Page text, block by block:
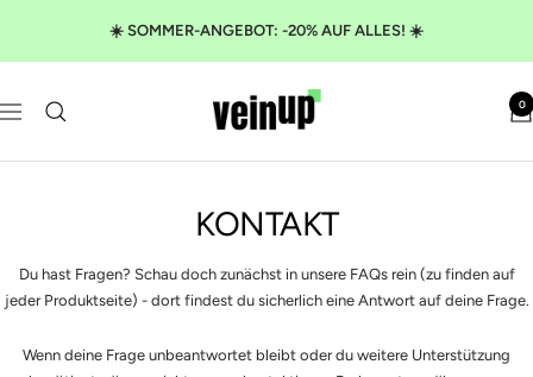
Inhalt
☀️ SOMMER-ANGEBOT: -20% AUF ALLES! ☀️
Navigation
VeinUp 0
KONTAKT
Du hast Fragen? Schau doch zunächst in unsere FAQs rein(zu finden auf
jeder Produktseite) - dort findest du sicherlich eine Antwort auf deine Frage.
Wenn deine Frage unbeantwortet bleibt oder du weitere Unterstützung